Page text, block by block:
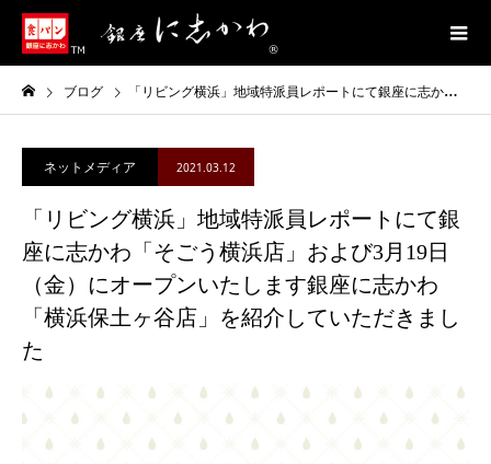
ブログ 「リビング横浜」地域特派員レポートにて銀座に志かわ「そごう横浜店」および3月19日（金）にオープンいたします銀座に志かわ「横浜保土ヶ谷店」を紹介していただきました
ネットメディア 2021.03.12
「リビング横浜」地域特派員レポートにて銀
座に志かわ「そごう横浜店」および3月19日
（金）にオープンいたします銀座に志かわ
「横浜保土ヶ谷店」を紹介していただきまし
た